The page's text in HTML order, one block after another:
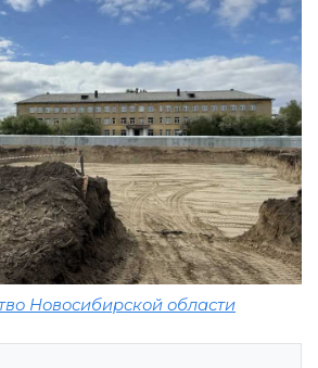
Новосибирской области